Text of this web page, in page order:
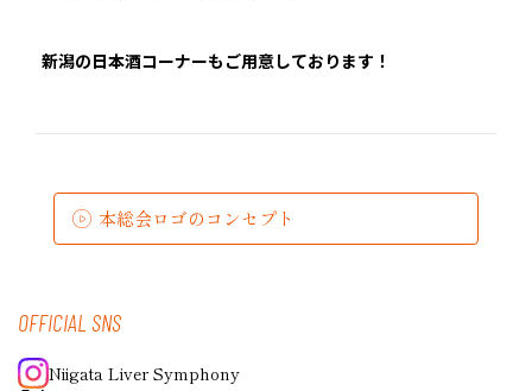
新潟の日本酒コーナーもご用意しております！
本総会ロゴのコンセプト
OFFICIAL SNS
Niigata Liver Symphony